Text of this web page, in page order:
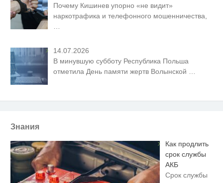
Почему Кишинев упорно «не видит»
наркотрафика и телефонного мошенничества,
…
14.07.2026
В минувшую субботу Республика Польша
отметила День памяти жертв Волынской
Знания
Как продлить
срок службы
АКБ
Срок службы